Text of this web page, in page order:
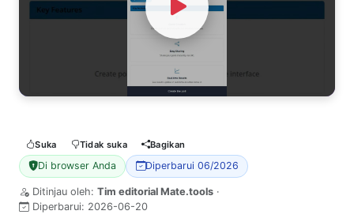
Watch Video
Suka Tidak suka Bagikan
Di browser Anda Diperbarui 06/2026
Ditinjau oleh: Tim editorial Mate.tools ·
Diperbarui: 2026-06-20